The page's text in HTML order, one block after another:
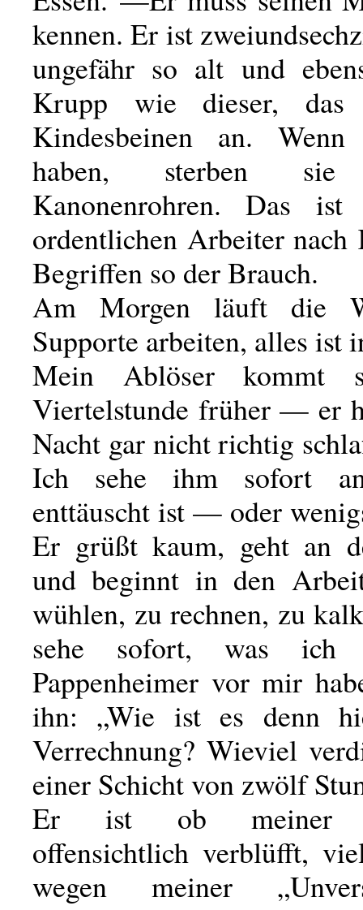
kennen. Er ist
ungefähr so alt und
Krupp wie dieser,
Kindesbeinen an.
haben, sterben sie
Kanonenrohren. Das
ordentlichen Arbeiter nach
Begriffen so der Brauch.
Am Morgen läuft die
Supporte arbeiten, alles ist
Mein Ablöser kommt
Viertelstunde früher — er
Nacht gar nicht richtig
Ich sehe ihm sofort
enttäuscht ist — oder
Er grüßt kaum, geht an
und beginnt in den
wühlen, zu rechnen, zu
sehe sofort, was ich
Pappenheimer vor mir
ihn: „Wie ist es denn
Verrechnung? Wieviel
einer Schicht von zwölf
Er ist ob meiner
offensichtlich verblüfft,
wegen meiner